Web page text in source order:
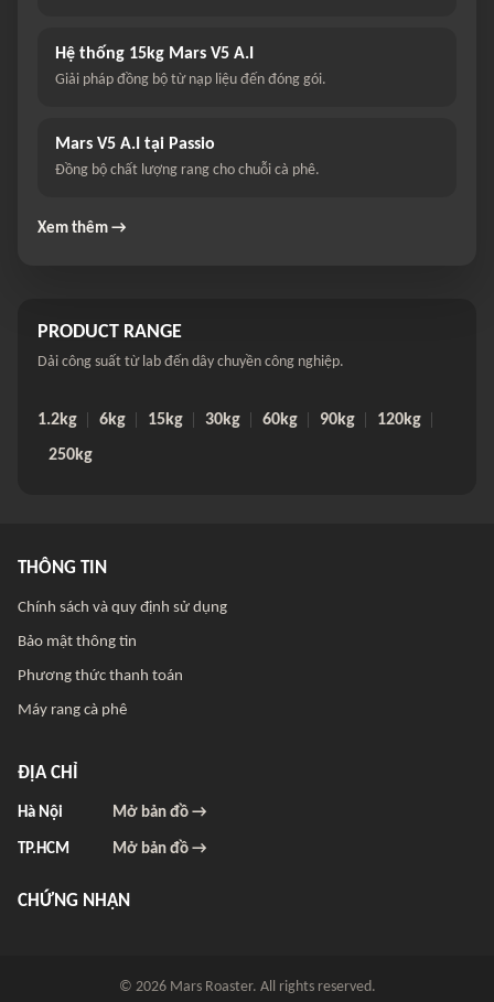
Hệ thống 15kg Mars V5 A.I
Giải pháp đồng bộ từ nạp liệu đến đóng gói.
Mars V5 A.I tại Passio
Đồng bộ chất lượng rang cho chuỗi cà phê.
Xem thêm →
PRODUCT RANGE
Dải công suất từ lab đến dây chuyền công nghiệp.
1.2kg 6kg 15kg 30kg 60kg 90kg
120kg
250kg
THÔNG TIN
Chính sách và quy định sử dụng
Bảo mật thông tin
Phương thức thanh toán
Máy rang cà phê
ĐỊA CHỈ
Hà Nội Mở bản đồ →
TP.HCM Mở bản đồ →
CHỨNG NHẬN
© 2026 Mars Roaster. All rights reserved.